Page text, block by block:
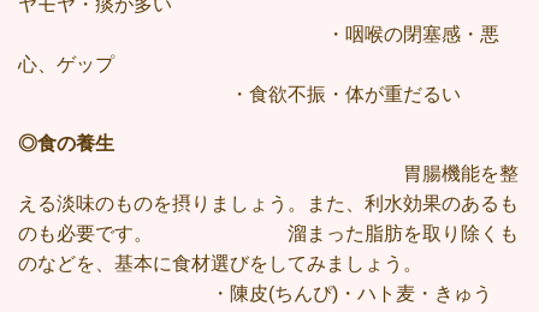
ヤモヤ ・痰が多い
・咽喉の閉塞感・悪
心、ゲップ
・食欲不振・体が重だるい
◎食の養生
胃腸機能を整
える淡味のものを摂りましょう。また、利水効果のあるも
のも必要です。 溜まった脂肪を取り除くも
のなどを、基本に食材選びをしてみましょう。
・陳皮(ちんぴ)・ハト麦・きゅう